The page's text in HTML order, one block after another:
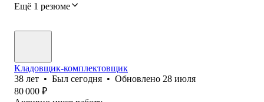
Ещё 1 резюме
Кладовщик-комплектовщик
38 лет • Был сегодня • Обновлено 28 июля
80 000 ₽